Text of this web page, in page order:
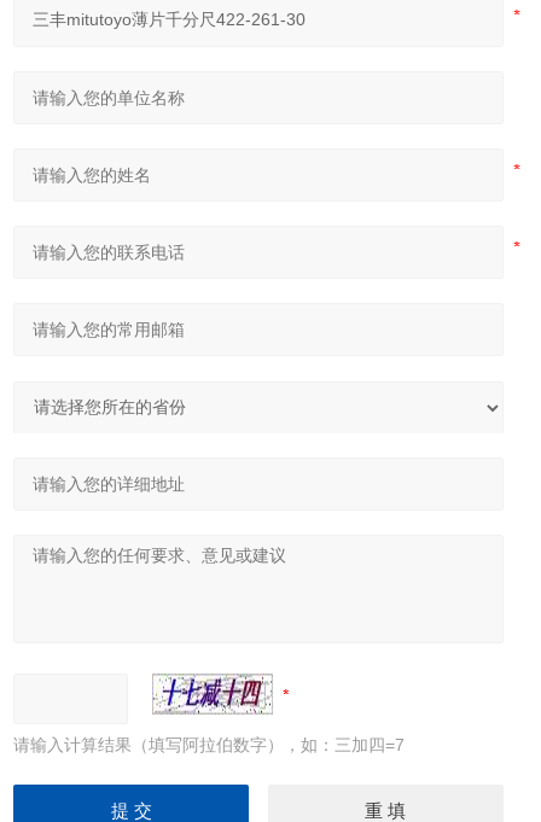
请输入计算结果（填写阿拉伯数字），如：三加四=7